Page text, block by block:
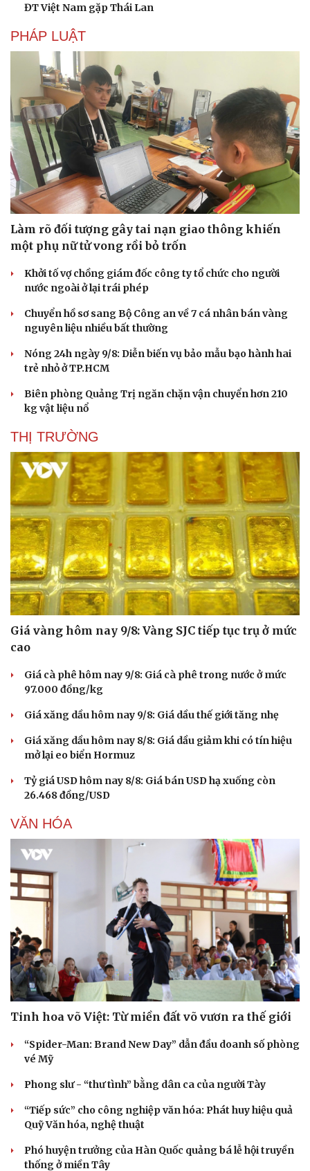
Văn hóa
Sân khấu - Điện ảnh
Văn học
Âm nhạc
Di sản
Giải trí
Nghệ sĩ
Thời trang
Sao Việt
ĐT Việt Nam gặp Thái Lan
PHÁP LUẬT
Làm rõ đối tượng gây tai nạn giao thông khiến
một phụ nữ tử vong rồi bỏ trốn
Khởi tố vợ chồng giám đốc công ty tổ chức cho người
nước ngoài ở lại trái phép
Chuyển hồ sơ sang Bộ Công an về 7 cá nhân bán vàng
nguyên liệu nhiều bất thường
Nóng 24h ngày 9/8: Diễn biến vụ bảo mẫu bạo hành hai
trẻ nhỏ ở TP.HCM
Biên phòng Quảng Trị ngăn chặn vận chuyển hơn 210
kg vật liệu nổ
THỊ TRƯỜNG
Giá vàng hôm nay 9/8: Vàng SJC tiếp tục trụ ở mức
cao
Giá cà phê hôm nay 9/8: Giá cà phê trong nước ở mức
97.000 đồng/kg
Giá xăng dầu hôm nay 9/8: Giá dầu thế giới tăng nhẹ
Giá xăng dầu hôm nay 8/8: Giá dầu giảm khi có tín hiệu
mở lại eo biển Hormuz
Tỷ giá USD hôm nay 8/8: Giá bán USD hạ xuống còn
26.468 đồng/USD
VĂN HÓA
Tinh hoa võ Việt: Từ miền đất võ vươn ra thế giới
“Spider-Man: Brand New Day” dẫn đầu doanh số phòng
vé Mỹ
Phong slư - “thư tình” bằng dân ca của người Tày
“Tiếp sức” cho công nghiệp văn hóa: Phát huy hiệu quả
Quỹ Văn hóa, nghệ thuật
Phó huyện trưởng của Hàn Quốc quảng bá lễ hội truyền
thống ở miền Tây